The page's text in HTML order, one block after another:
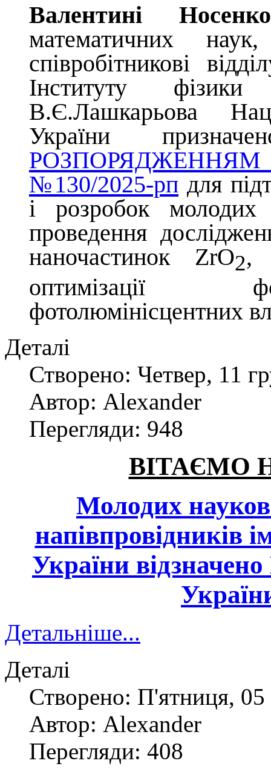
Валентині Носенко
математичних
співробітникові
Інституту фізики
В.Є.Лашкарьова
України
№130/2025-рп для
і розробок
проведення
наночастинок ZrO2,
оптимізації
фотолюмінісцентних
Деталі
Створено: Четвер, 11
Автор: Alexander
Перегляди: 948
ВІТАЄМО
Молодих
України
Детальніше...
Деталі
Створено: П'ятниця,
Автор: Alexander
Перегляди: 408